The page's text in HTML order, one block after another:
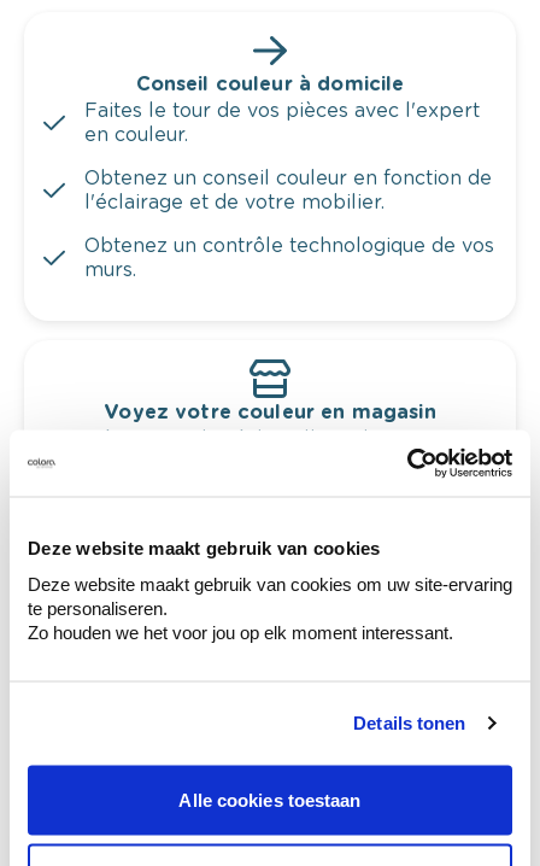
Deze website maakt gebruik van cookies
Deze website maakt gebruik van cookies om uw site-ervaring
te personaliseren.
Zo houden we het voor jou op elk moment interessant.
Details tonen
Alle cookies toestaan
Conseil couleur à domicile
Faites le tour de vos pièces avec l'expert
en couleur.
Obtenez un conseil couleur en fonction de
l'éclairage et de votre mobilier.
Obtenez un contrôle technologique de vos
murs.
Voyez votre couleur en magasin
Obtenez des conseils personnalisés sur la
combinaison de couleurs.
Ces styles peuvent également vous plaire